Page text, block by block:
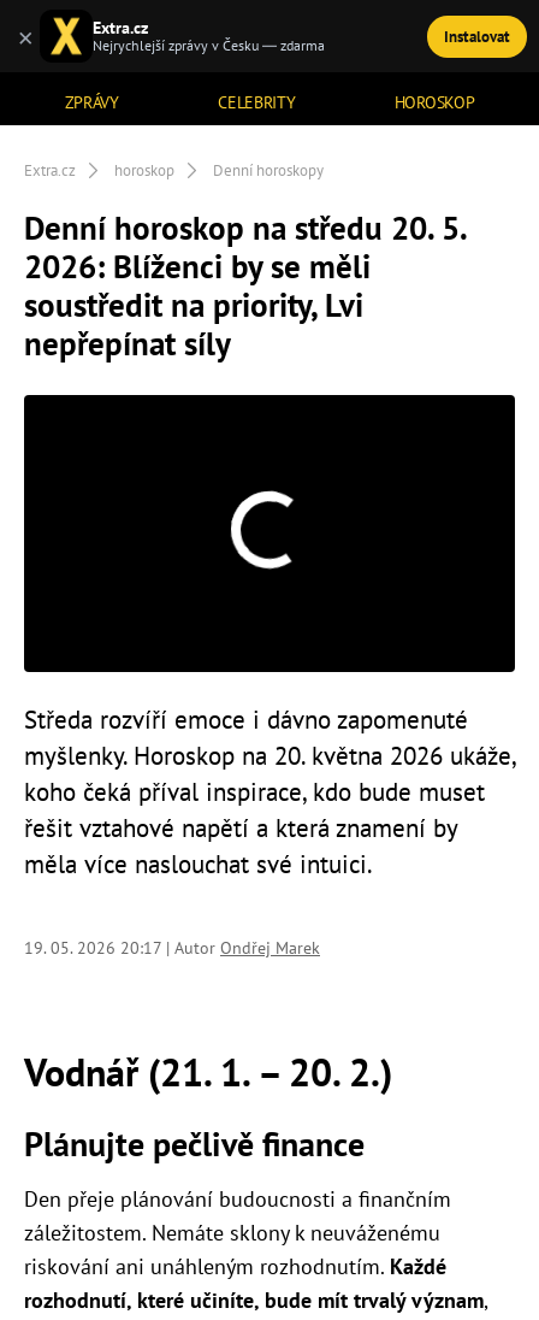
ZPRÁVY CELEBRITY HOROSKOP
TÉMATA
Extra.cz horoskop Denní horoskopy
Denní horoskop na středu 20. 5.
2026: Blíženci by se měli
soustředit na priority, Lvi
nepřepínat síly
Středa rozvíří emoce i dávno zapomenuté
myšlenky. Horoskop na 20. května 2026 ukáže,
koho čeká příval inspirace, kdo bude muset
řešit vztahové napětí a která znamení by
měla více naslouchat své intuici.
19. 05. 2026 20:17 | Autor Ondřej Marek
Vodnář (21. 1. – 20. 2.)
Plánujte pečlivě finance
Den přeje plánování budoucnosti a finančním
záležitostem. Nemáte sklony k neuváženému
riskování ani unáhleným rozhodnutím. Každé
rozhodnutí, které učiníte, bude mít trvalý význam,
× Extra.cz
Nejrychlejší zprávy v Česku — zdarma Instalovat